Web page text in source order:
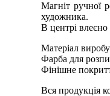
Магніт ручної
художника.
В центрі
Матеріал
Фарба для
Фінішне
Вся продукція